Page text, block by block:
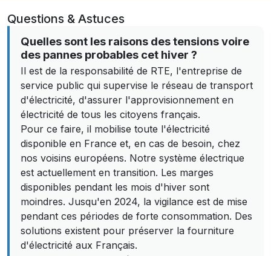
Questions & Astuces
Quelles sont les raisons des tensions voire
des pannes probables cet hiver ?
Il est de la responsabilité de RTE, l'entreprise de
service public qui supervise le réseau de transport
d'électricité, d'assurer l'approvisionnement en
électricité de tous les citoyens français.
Pour ce faire, il mobilise toute l'électricité
disponible en France et, en cas de besoin, chez
nos voisins européens. Notre système électrique
est actuellement en transition. Les marges
disponibles pendant les mois d'hiver sont
moindres. Jusqu'en 2024, la vigilance est de mise
pendant ces périodes de forte consommation. Des
solutions existent pour préserver la fourniture
d'électricité aux Français.